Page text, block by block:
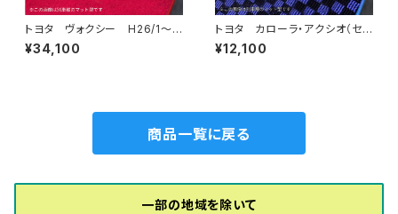
トヨタ ヴォクシー H26/1〜R
4/1 80系 ステップマット付
フロアマット一式 カーマット
¥34,100
トヨタ カローラ・アクシオ（セダ
ン） H24/5〜 160系 フロ
アマット一式 カーマット スタ
¥12,100
商品一覧に戻る
一部の地域を除いて